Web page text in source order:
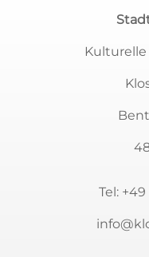
Tel: +49